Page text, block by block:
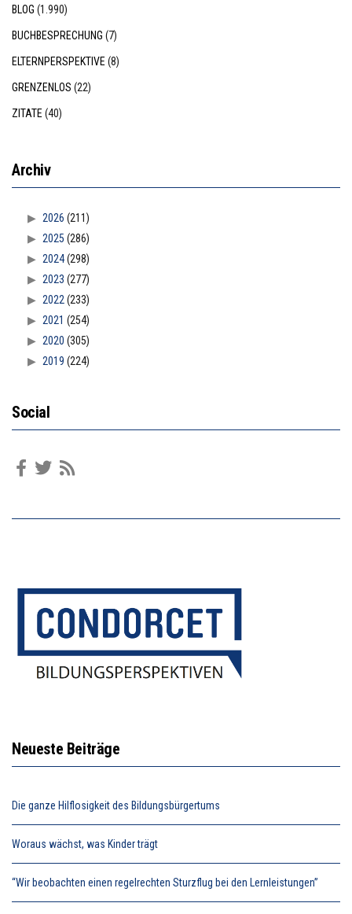
BLOG (1.990)
BUCHBESPRECHUNG (7)
ELTERNPERSPEKTIVE (8)
GRENZENLOS (22)
ZITATE (40)
Archiv
2026 (211)
2025 (286)
2024(298)
2023 (277)
2022 (233)
2021 (254)
2020 (305)
2019 (224)
Social
Neueste Beiträge
Die ganze Hilflosigkeit des Bildungsbürgertums
Woraus wächst, was Kinder trägt
“Wir beobachten einen regelrechten Sturzflug bei den Lernleistungen”